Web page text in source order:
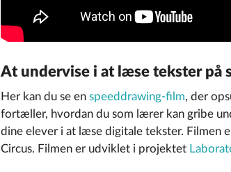
At undervise i at læse tekster på
Her kan du se en speeddrawing-film, der
fortæller, hvordan du som lærer kan gribe
dine elever i at læse digitale tekster. Filmen
Circus. Filmen er udviklet i projektet